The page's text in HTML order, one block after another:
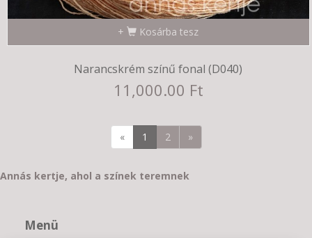
Kosárba tesz
Narancskrém színű fonal (D040)
11,000.00 Ft
« 1 2 »
Annás kertje, ahol a színek teremnek
Menü